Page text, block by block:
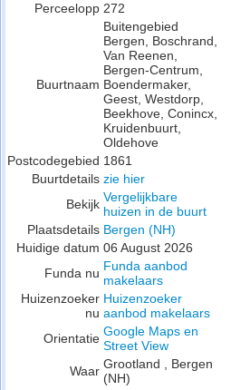
Perceelopp 272
Buurtnaam
Buitengebied
Bergen, Boschrand,
Van Reenen,
Bergen-Centrum,
Boendermaker,
Geest, Westdorp,
Beekhove, Conincx,
Kruidenbuurt,
Oldehove
Postcodegebied 1861
Buurtdetails zie hier
Bekijk Vergelijkbare
huizen in de buurt
Plaatsdetails Bergen (NH)
Huidige datum 06 August 2026
Funda nu Funda aanbod
makelaars
Huizenzoeker
nu
Huizenzoeker
aanbod makelaars
Orientatie Google Maps en
Street View
Waar Grootland , Bergen
(NH)